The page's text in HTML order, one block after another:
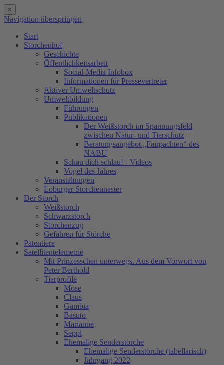
×
Navigation überspringen
Start
Storchenhof
Geschichte
Öffentlichkeitsarbeit
Social-Media Infobox
Informationen für Pressevertreter
Aktiver Umweltschutz
Umweltbildung
Führungen
Publikationen
Der Weißstorch im Spannungsfeld
zwischen Natur- und Tierschutz
Beratungsangebot „Fairpachten“ des
NABU
Schau dich schlau! - Videos
Vogel des Jahres
Veranstaltungen
Loburger Storchennester
Der Storch
Weißstorch
Schwarzstorch
Storchenzug
Gefahren für Störche
Patentiere
Satellitentelemetrie
Mit Prinzesschen unterwegs. Aus dem Vorwort von
Peter Berthold
Tierprofile
Mose
Claus
Gambia
Basuto
Marianne
Seppl
Ehemalige Senderstörche
Ehemalige Senderstörche (tabellarisch)
Jahrgang 2022